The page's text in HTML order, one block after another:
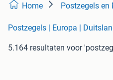
Home Postzegels en
Postzegels | Europa |
5.164 resultaten voor